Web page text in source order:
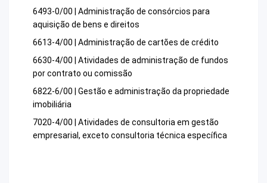
6493-0/00 | Administração de consórcios para
aquisição de bens e direitos
6613-4/00 | Administração de cartões de crédito
6630-4/00 | Atividades de administração de fundos
por contrato ou comissão
6822-6/00 | Gestão e administração da propriedade
imobiliária
7020-4/00 | Atividades de consultoria em gestão
empresarial, exceto consultoria técnica específica